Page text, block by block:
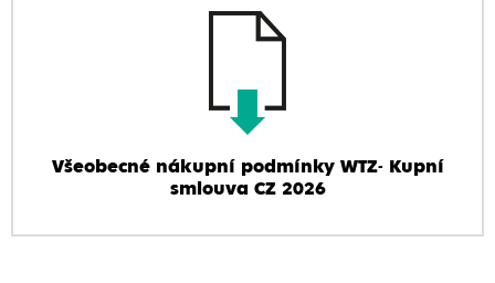
Všeobecné nákupní podmínky WTZ- Kupní
smlouva CZ 2026